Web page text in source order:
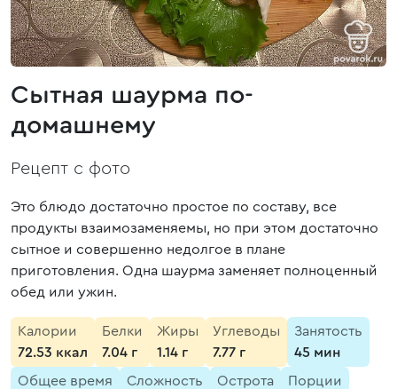
Сытная шаурма по-
домашнему
Рецепт с фото
Это блюдо достаточно простое по составу, все
продукты взаимозаменяемы, но при этом достаточно
сытное и совершенно недолгое в плане
приготовления. Одна шаурма заменяет полноценный
обед или ужин.
Калории
72.53 ккал
Белки
7.04 г
Жиры
1.14 г
Углеводы
7.77 г
Занятость
45 мин
Общее время
Сложность
Острота
Порции